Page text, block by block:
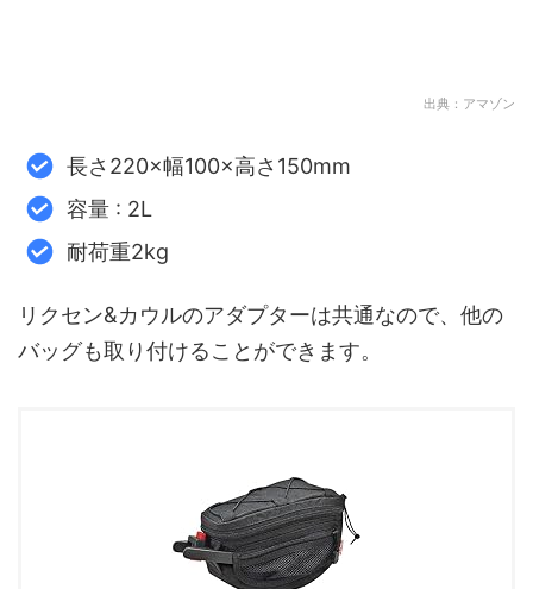
出典：アマゾン
長さ220×幅100×高さ150mm
容量 : 2L
耐荷重2kg
リクセン&カウルのアダプターは共通なので、他の
バッグも取り付けることができます。